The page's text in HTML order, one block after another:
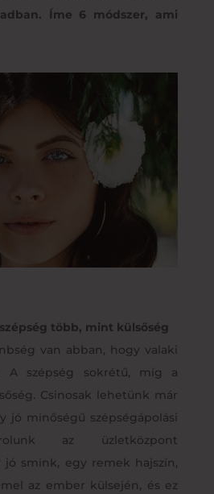
Íme 6 módszer, ami
több, mint külsőség
van abban, hogy valaki
A szépség sokrétű, míg a
Csinosak lehetünk már
jó minőségű szépségápolási
az üzletközpont
jó smink, egy remek hajszín,
az ember külsején, és ez